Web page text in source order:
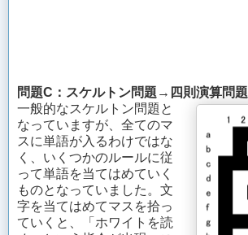
問題C：スケルトン問題→四則演算問題
一般的なスケルトン問題と
なっていますが、全てのマ
スに単語が入るわけではな
く、いくつかのルールに従
って単語を当てはめていく
ものとなっていました。文
字を当てはめてマスを拾っ
ていくと、「ホワイトを読